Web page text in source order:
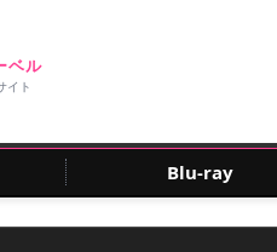
ベル
イト
Blu-ray